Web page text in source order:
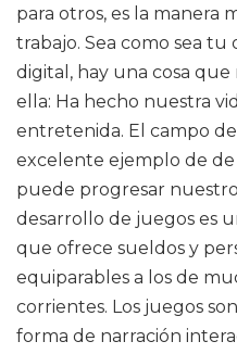
para otros, es la manera
trabajo. Sea como sea
digital, hay una cosa
ella: Ha hecho nuestra
entretenida. El campo
excelente ejemplo de
puede progresar nuestro
desarrollo de juegos es
que ofrece sueldos y
equiparables a los de
corrientes. Los juegos
forma de narración